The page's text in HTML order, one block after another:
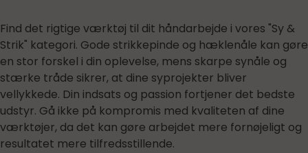
Find det rigtige værktøj til dit håndarbejde i vores "Sy &
Strik" kategori. Gode strikkepinde og hæklenåle kan gøre
en stor forskel i din oplevelse, mens skarpe synåle og
stærke tråde sikrer, at dine syprojekter bliver
vellykkede. Din indsats og passion fortjener det bedste
udstyr. Gå ikke på kompromis med kvaliteten af dine
værktøjer, da det kan gøre arbejdet mere fornøjeligt og
resultatet mere tilfredsstillende.